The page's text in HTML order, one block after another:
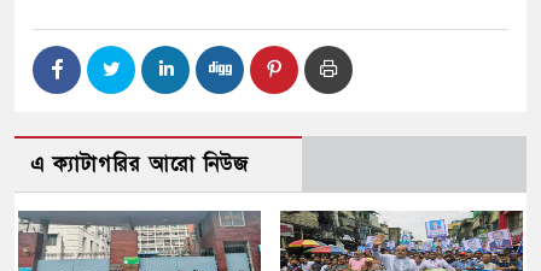
এ ক্যাটাগরির আরো নিউজ